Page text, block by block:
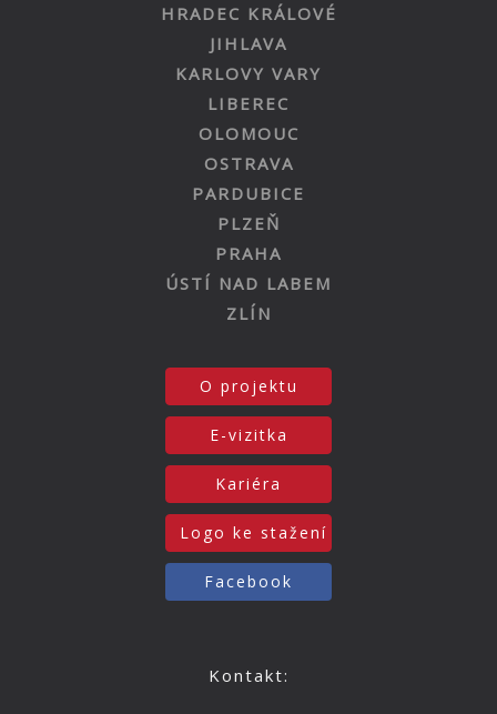
HRADEC KRÁLOVÉ
JIHLAVA
KARLOVY VARY
LIBEREC
OLOMOUC
OSTRAVA
PARDUBICE
PLZEŇ
PRAHA
ÚSTÍ NAD LABEM
ZLÍN
O projektu
E-vizitka
Kariéra
Logo ke stažení
Facebook
Kontakt: